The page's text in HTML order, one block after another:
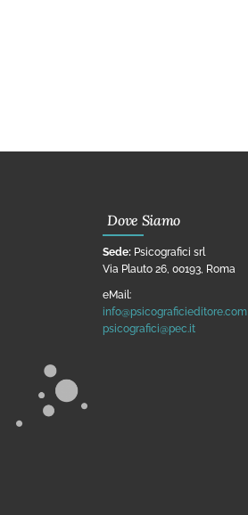
Dove Siamo
Sede: Psicografici srl
Via Plauto 26, 00193, Roma
eMail:
info@psicograficieditore.com
psicografici@pec.it